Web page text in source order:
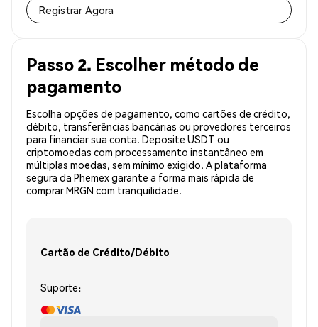
Registrar Agora
Passo 2. Escolher método de
pagamento
Escolha opções de pagamento, como cartões de crédito,
débito, transferências bancárias ou provedores terceiros
para financiar sua conta. Deposite USDT ou
criptomoedas com processamento instantâneo em
múltiplas moedas, sem mínimo exigido. A plataforma
segura da Phemex garante a forma mais rápida de
comprar MRGN com tranquilidade.
Cartão de Crédito/Débito
Suporte: